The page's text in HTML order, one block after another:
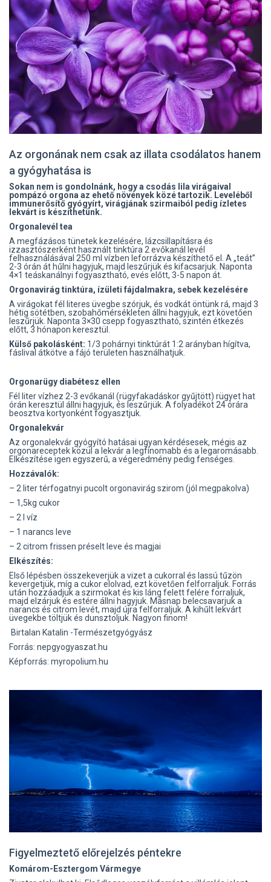
Az orgonának nem csak az illata csodálatos hanem
a gyógyhatása is
Sokan nem is gondolnánk, hogy a csodás lila virágaival
pompázó orgona az ehető növények közé tartozik. Leveléből
immunerősítő gyógyírt, virágjának szirmaiból pedig ízletes
lekvárt is készíthetünk.
Orgonalevél tea
A megfázásos tünetek kezelésére, lázcsillapításra és
izzasztószerként használt tinktúra 2 evőkanál levél
felhasználásával 250 ml vízben leforrázva készíthető el. A „teát”
2-3 órán át hűlni hagyjuk, majd leszűrjük és kifacsarjuk. Naponta
4×1 teáskanálnyi fogyasztható, evés előtt, 3-5 napon át.
Orgonavirág tinktúra, ízületi fájdalmakra, sebek kezelésére
A virágokat fél literes üvegbe szórjuk, és vodkát öntünk rá, majd 3
hétig sötétben, szobahőmérsékleten állni hagyjuk, ezt követően
leszűrjük. Naponta 3×30 csepp fogyasztható, szintén étkezés
előtt, 3 hónapon keresztül.
Külső pakolásként: 1/3 pohárnyi tinktúrát 1:2 arányban hígítva,
fáslival átkötve a fájó területen használhatjuk.
Orgonarügy diabétesz ellen
Fél liter vízhez 2-3 evőkanál (rügyfakadáskor gyűjtött) rügyet hat
órán keresztül állni hagyjuk, és leszűrjük. A folyadékot 24 órára
beosztva kortyonként fogyasztjuk.
Orgonalekvár
Az orgonalekvár gyógyító hatásai ugyan kérdésesek, mégis az
orgonareceptek közül a lekvár a legfínomabb és a legaromásabb.
Elkészítése igen egyszerű, a végeredmény pedig fenséges.
Hozzávalók:
– 2 liter térfogatnyi pucolt orgonavirág szirom (jól megpakolva)
– 1,5kg cukor
– 2 l víz
– 1 narancs leve
– 2 citrom frissen préselt leve és magjai
Elkészítés:
Első lépésben összekeverjük a vizet a cukorral és lassú tűzön
kevergetjük, míg a cukor elolvad, ezt követően felforraljuk. Forrás
után hozzáadjuk a szirmokat és kis láng felett felére forraljuk,
majd elzárjuk és estére állni hagyjuk. Másnap belecsavarjuk a
narancs és citrom levét, majd újra felforraljuk. A kihűlt lekvárt
üvegekbe töltjük és dunsztoljuk. Nagyon finom!
Birtalan Katalin -Természetgyógyász
Forrás: nepgyogyaszat.hu
Képforrás: myropolium.hu
Figyelmeztető előrejelzés péntekre
Komárom-Esztergom Vármegye